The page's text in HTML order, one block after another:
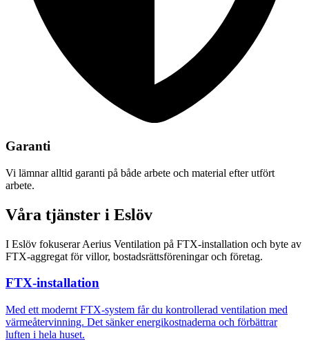
Garanti
Vi lämnar alltid garanti på både arbete och material efter utfört
arbete.
Våra tjänster i Eslöv
I Eslöv fokuserar Aerius Ventilation på FTX-installation och byte av
FTX-aggregat för villor, bostadsrättsföreningar och företag.
FTX-installation
Med ett modernt FTX-system får du kontrollerad ventilation med
värmeåtervinning. Det sänker energikostnaderna och förbättrar
luften i hela huset.